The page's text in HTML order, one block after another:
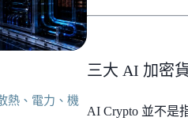
熱、電力、機
三大 AI 加密
AI Crypto 並不是